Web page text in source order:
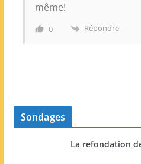
même!
0 Répondre
Sondages
La refondation